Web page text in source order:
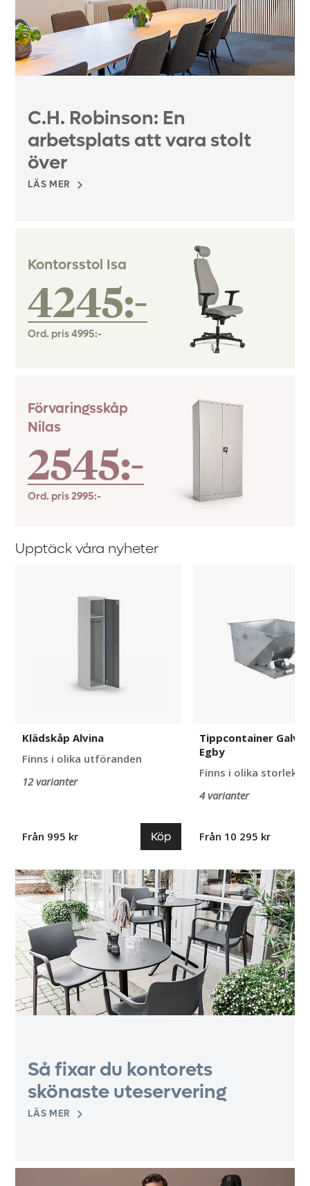
C.H. Robinson: En
arbetsplats att vara stolt
över
LÄS MER
Kontorsstol Isa
4245:-
Ord. pris4995:-
Förvaringsskåp
Nilas
2545:-
Ord. pris2995:-
Upptäck våra nyheter
Klädskåp Alvina
Finns i olika utföranden
12 varianter
Från 995 kr Köp
Tippcontainer
Egby
Finns i olika storlekar
4 varianter
Från 10 295 kr
Så fixar du kontorets
skönaste uteservering
LÄS MER